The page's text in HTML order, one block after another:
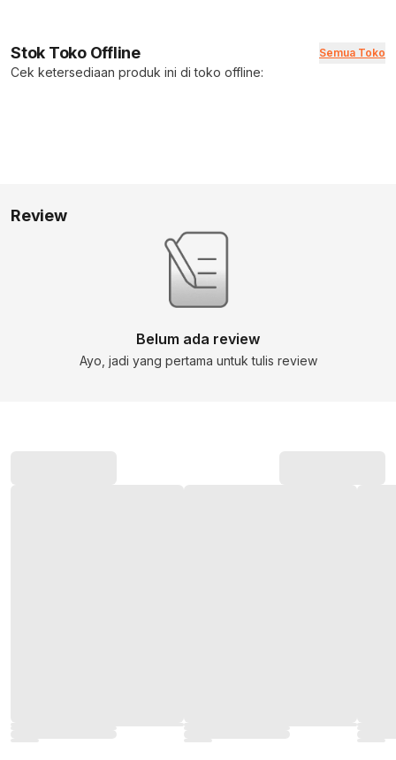
Stok Toko Offline Semua Toko
Cek ketersediaan produk ini di toko offline:
Review
Belum ada review
Ayo, jadi yang pertama untuk tulis review